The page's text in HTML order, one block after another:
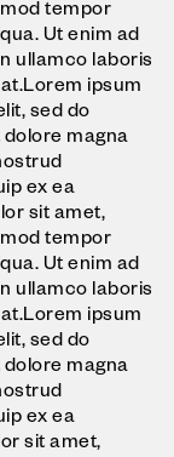
tempor
Ut enim ad
ullamco laboris
ipsum
sed do
magna
ex ea
sit amet,
tempor
Ut enim ad
ullamco laboris
ipsum
sed do
magna
ex ea
sit amet,